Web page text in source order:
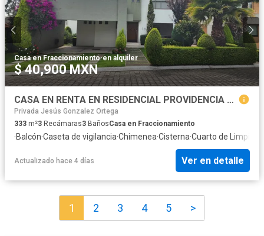
Casa en Fraccionamiento·en alquiler
$ 40,900 MXN
CASA EN RENTA EN RESIDENCIAL PROVIDENCIA METEPEC
Privada Jesús Gonzalez Ortega
333 m²3 Recámaras3 BañosCasa en Fraccionamiento
·Balcón·Caseta de vigilancia·Chimenea·Cisterna·Cuarto de Limpieza
Actualizado hace 4 días Ver en detalle
1 2 3 4 5 >